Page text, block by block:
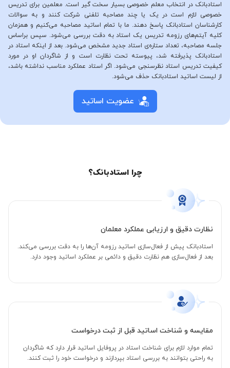
استادبانک در انتخاب معلم خصوصی بسیار سخت گیر است. معلمین برای تدریس
خصوصی لازم است در یک یا چند مصاحبه تلفنی شرکت کنند و به سوالات
کارشناسان استادبانک پاسخ دهند. ما با تمام اساتید مصاحبه می‌کنیم و همزمان
کلیه آیتم‌های رزومه تدریس یک استاد به دقت بررسی می‌شود. سپس براساس
جلسه مصاحبه، تعداد ستاره‌ی استاد جدید مشخص می‌شود. بعد از اینکه استاد در
استادبانک پذیرفته شد، پیوسته تحت نظارت است و از شاگردان او در مورد
کیفیت تدریس استاد نظرسنجی می‌شود. اگر استاد عملکرد مناسب نداشته باشد،
از لیست اساتید استادبانک حذف می‌شود.
عضویت اساتید
چرا استادبانک؟
نظارت دقیق و ارزیابی عملکرد معلمان
استادبانک پیش از فعال‌سازی اساتید رزومه آن‌ها را به دقت بررسی می‌کند.
بعد از فعال‌سازی هم نظارت دقیق و دائمی بر عملکرد اساتید وجود دارد.
مقایسه و شناخت اساتید قبل از ثبت درخواست
تمام موارد لازم برای شناخت استاد در پروفایل اساتید قرار دارد که شاگردان
به راحتی بتوانند به بررسی استاد بپردازند و درخواست خود را ثبت کنند.